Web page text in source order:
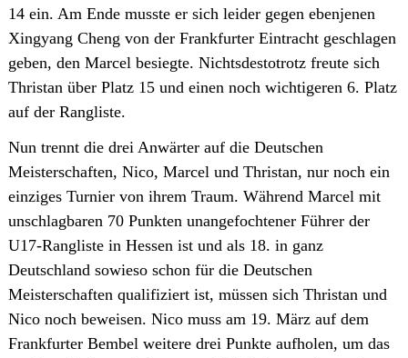
14 ein. Am Ende musste er sich leider gegen ebenjenen
Xingyang Cheng von der Frankfurter Eintracht geschlagen
geben, den Marcel besiegte. Nichtsdestotrotz freute sich
Thristan über Platz 15 und einen noch wichtigeren 6. Platz
auf der Rangliste.
Nun trennt die drei Anwärter auf die Deutschen
Meisterschaften, Nico, Marcel und Thristan, nur noch ein
einziges Turnier von ihrem Traum. Während Marcel mit
unschlagbaren 70 Punkten unangefochtener Führer der
U17-Rangliste in Hessen ist und als 18. in ganz
Deutschland sowieso schon für die Deutschen
Meisterschaften qualifiziert ist, müssen sich Thristan und
Nico noch beweisen. Nico muss am 19. März auf dem
Frankfurter Bembel weitere drei Punkte aufholen, um das